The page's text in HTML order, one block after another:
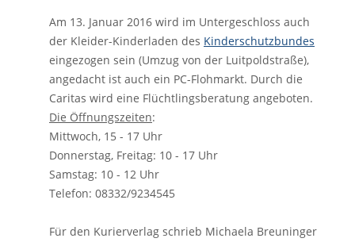
Am 13. Januar 2016 wird im Untergeschloss auch
der Kleider-Kinderladen des Kinderschutzbundes
eingezogen sein (Umzug von der Luitpoldstraße),
angedacht ist auch ein PC-Flohmarkt. Durch die
Caritas wird eine Flüchtlingsberatung angeboten.
Die Öffnungszeiten:
Mittwoch, 15 - 17 Uhr
Donnerstag, Freitag: 10 - 17 Uhr
Samstag: 10 - 12 Uhr
Telefon: 08332/9234545
Für den Kurierverlag schrieb Michaela Breuninger